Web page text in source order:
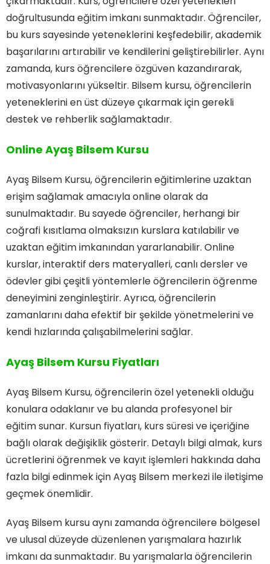
doğrultusunda eğitim imkanı sunmaktadır. Öğrenciler,
bu kurs sayesinde yeteneklerini keşfedebilir, akademik
başarılarını artırabilir ve kendilerini geliştirebilirler. Aynı
zamanda, kurs öğrencilere özgüven kazandırarak,
motivasyonlarını yükseltir. Bilsem kursu, öğrencilerin
yeteneklerini en üst düzeye çıkarmak için gerekli
destek ve rehberlik sağlamaktadır.
Online Ayaş Bilsem Kursu
Ayaş Bilsem Kursu, öğrencilerin eğitimlerine uzaktan
erişim sağlamak amacıyla online olarak da
sunulmaktadır. Bu sayede öğrenciler, herhangi bir
coğrafi kısıtlama olmaksızın kurslara katılabilir ve
uzaktan eğitim imkanından yararlanabilir. Online
kurslar, interaktif ders materyalleri, canlı dersler ve
ödevler gibi çeşitli yöntemlerle öğrencilerin öğrenme
deneyimini zenginleştirir. Ayrıca, öğrencilerin
zamanlarını daha efektif bir şekilde yönetmelerini ve
kendi hızlarında çalışabilmelerini sağlar.
Ayaş Bilsem Kursu Fiyatları
Ayaş Bilsem Kursu, öğrencilerin özel yetenekli olduğu
konulara odaklanır ve bu alanda profesyonel bir
eğitim sunar. Kursun fiyatları, kurs süresi ve içeriğine
bağlı olarak değişiklik gösterir. Detaylı bilgi almak, kurs
ücretlerini öğrenmek ve kayıt işlemleri hakkında daha
fazla bilgi edinmek için Ayaş Bilsem merkezi ile iletişime
geçmek önemlidir.
Ayaş Bilsem kursu aynı zamanda öğrencilere bölgesel
ve ulusal düzeyde düzenlenen yarışmalara hazırlık
imkanı da sunmaktadır. Bu yarışmalarla öğrencilerin